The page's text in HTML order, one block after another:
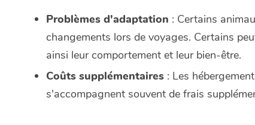
Problèmes d'adaptation : Certains
changements lors de voyages. Certains
ainsi leur comportement et leur bien-être.
Coûts supplémentaires : Les
s'accompagnent souvent de frais